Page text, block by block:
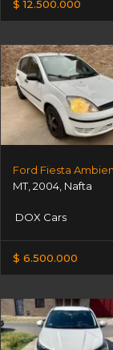
$ 12.500.000
MT, 2004, Nafta
DOX Cars
$ 6.500.000